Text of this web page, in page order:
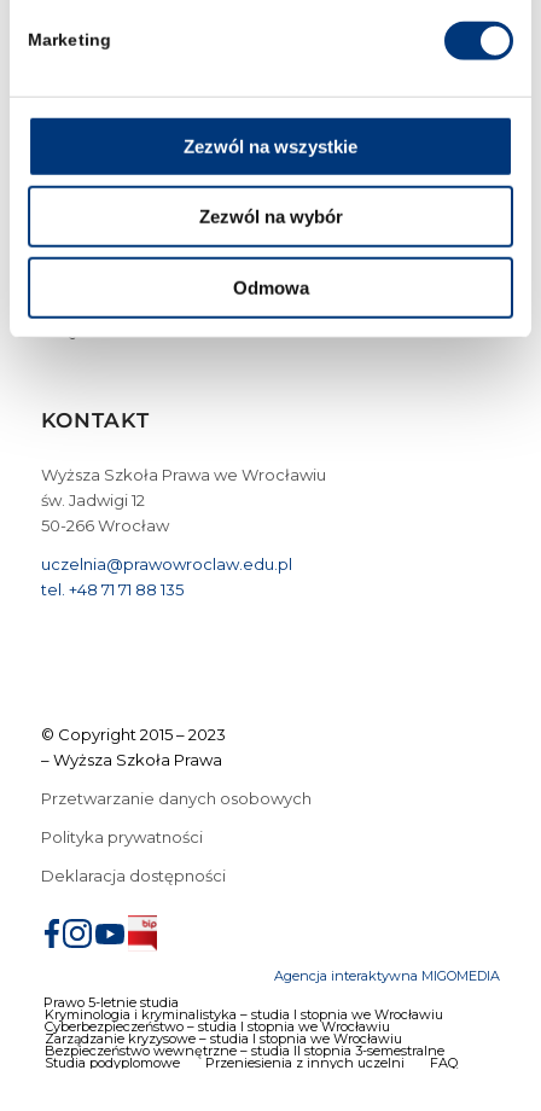
Marketing
Zezwól na wszystkie
Zezwól na wybór
Odmowa
Zarządzanie kryzysowe – studia I stopnia we Wrocławiu
semestralne
Przeniesienia z innych uczelni
KONTAKT
Wyższa Szkoła Prawa we Wrocławiu
św. Jadwigi 12
50-266 Wrocław
uczelnia@prawowroclaw.edu.pl
tel. +48 71 71 88 135
© Copyright 2015 – 2023
– Wyższa Szkoła Prawa
Przetwarzanie danych osobowych
Polityka prywatności
Deklaracja dostępności
Agencja interaktywna MIGOMEDIA
Prawo 5-letnie studia
Kryminologia i kryminalistyka – studia I stopnia we Wrocławiu
Cyberbezpieczeństwo – studia I stopnia we Wrocławiu
Zarządzanie kryzysowe – studia I stopnia we Wrocławiu
Bezpieczeństwo wewnętrzne – studia II stopnia 3-semestralne
Studia podyplomowe Przeniesienia z innych uczelni FAQ